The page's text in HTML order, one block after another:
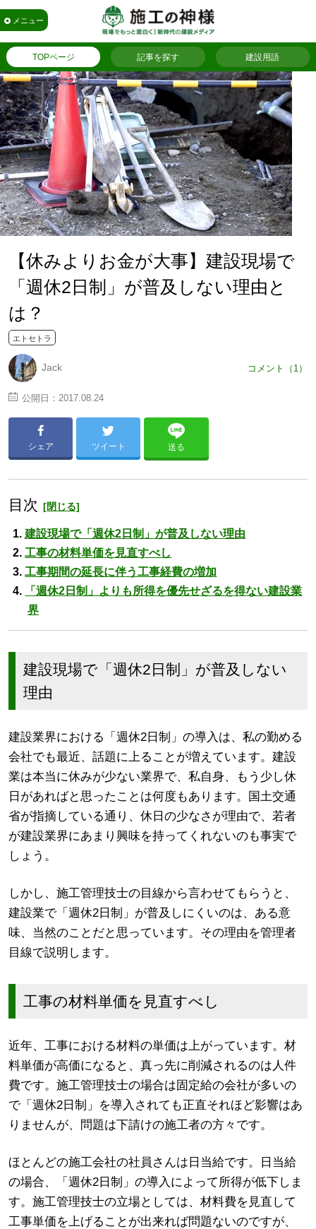
メニュー
TOPページ 記事を探す 建設用語
【休みよりお金が大事】建設現場で
「週休2日制」が普及しない理由と
は？
エトセトラ
Jack コメント（1）
公開日： 2017.08.24
シェア ツイート 送る
目次
建設現場で「週休2日制」が普及しない理由
工事の材料単価を見直すべし
工事期間の延長に伴う工事経費の増加
「週休2日制」よりも所得を優先せざるを得ない建設業
界
建設現場で「週休2日制」が普及しない
理由
建設業界における「週休2日制」の導入は、私の勤める
会社でも最近、話題に上ることが増えています。建設
業は本当に休みが少ない業界で、私自身、もう少し休
日があればと思ったことは何度もあります。国土交通
省が指摘している通り、休日の少なさが理由で、若者
が建設業界にあまり興味を持ってくれないのも事実で
しょう。
しかし、施工管理技士の目線から言わせてもらうと、
建設業で「週休2日制」が普及しにくいのは、ある意
味、当然のことだと思っています。その理由を管理者
目線で説明します。
工事の材料単価を見直すべし
近年、工事における材料の単価は上がっています。材
料単価が高価になると、真っ先に削減されるのは人件
費です。施工管理技士の場合は固定給の会社が多いの
で「週休2日制」を導入されても正直それほど影響はあ
りませんが、問題は下請けの施工者の方々です。
ほとんどの施工会社の社員さんは日当給です。日当給
の場合、「週休2日制」の導入によって所得が低下しま
す。施工管理技士の立場としては、材料費を見直して
工事単価を上げることが出来れば問題ないのですが、